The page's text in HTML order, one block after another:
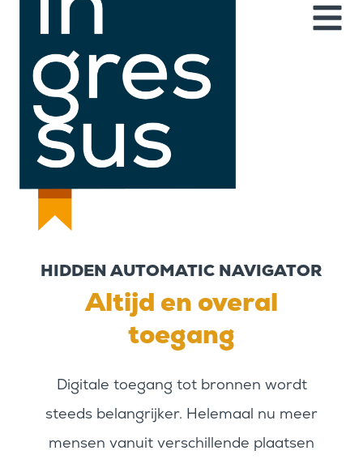
HIDDEN AUTOMATIC NAVIGATOR
Altijd en overal
toegang
Digitale toegang tot bronnen wordt
steeds belangrijker. Helemaal nu meer
mensen vanuit verschillende plaatsen